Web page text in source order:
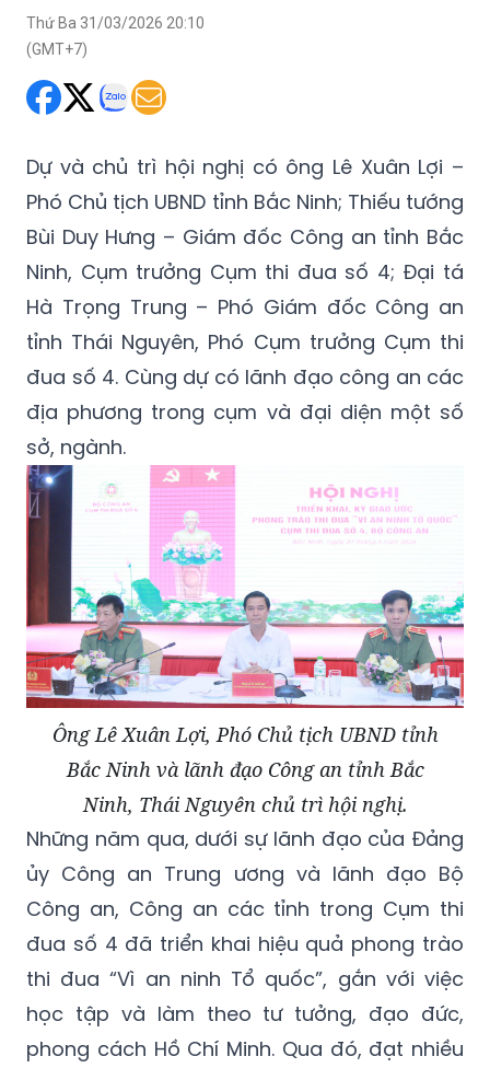
Thứ Ba 31/03/2026 20:10
(GMT+7)
Dự và chủ trì hội nghị có ông Lê Xuân Lợi –
Phó Chủ tịch UBND tỉnh Bắc Ninh; Thiếu tướng
Bùi Duy Hưng – Giám đốc Công an tỉnh Bắc
Ninh, Cụm trưởng Cụm thi đua số 4; Đại tá
Hà Trọng Trung – Phó Giám đốc Công an
tỉnh Thái Nguyên, Phó Cụm trưởng Cụm thi
đua số 4. Cùng dự có lãnh đạo công an các
địa phương trong cụm và đại diện một số
sở, ngành.
Ông Lê Xuân Lợi, Phó Chủ tịch UBND tỉnh
Bắc Ninh và lãnh đạo Công an tỉnh Bắc
Ninh, Thái Nguyên chủ trì hội nghị.
Những năm qua, dưới sự lãnh đạo của Đảng
ủy Công an Trung ương và lãnh đạo Bộ
Công an, Công an các tỉnh trong Cụm thi
đua số 4 đã triển khai hiệu quả phong trào
thi đua “Vì an ninh Tổ quốc”, gắn với việc
học tập và làm theo tư tưởng, đạo đức,
phong cách Hồ Chí Minh. Qua đó, đạt nhiều